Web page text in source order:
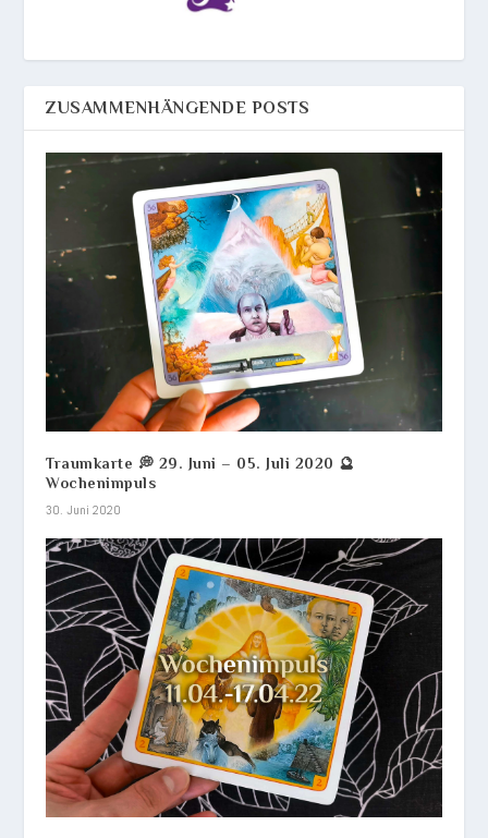
ZUSAMMENHÄNGENDE POSTS
Traumkarte 💭 29. Juni – 05. Juli 2020 🔮
Wochenimpuls
30. Juni 2020